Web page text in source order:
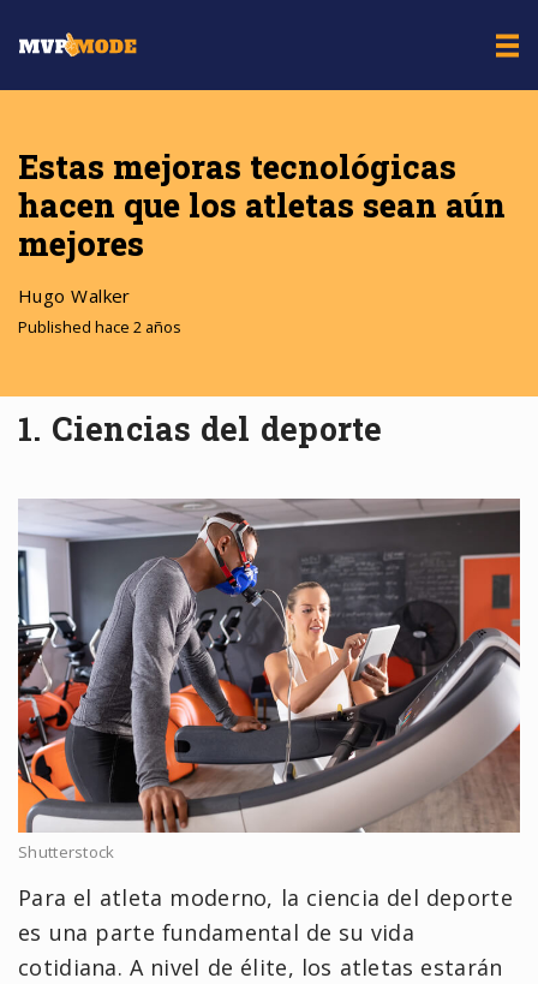
Estas mejoras tecnológicas
hacen que los atletas sean aún
mejores
Hugo Walker
Published hace 2 años
1. Ciencias del deporte
Shutterstock
Para el atleta moderno, la ciencia del deporte
es una parte fundamental de su vida
cotidiana. A nivel de élite, los atletas estarán